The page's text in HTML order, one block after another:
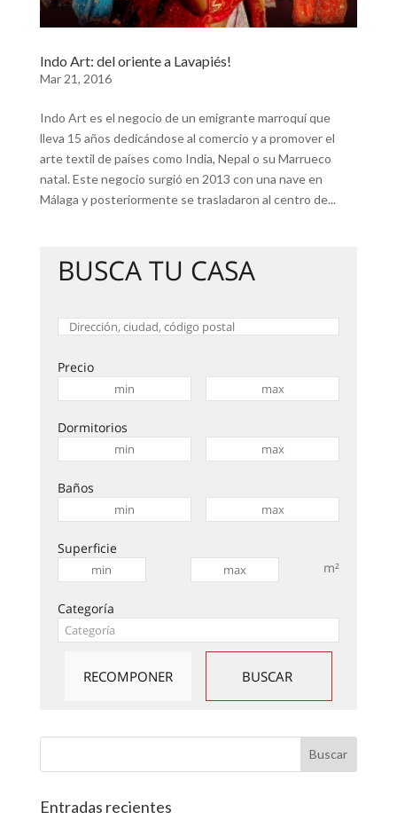
Indo Art: del oriente a Lavapiés!
Mar 21, 2016
Indo Art es el negocio de un emigrante marroquí que
lleva 15 años dedicándose al comercio y a promover el
arte textil de países como India, Nepal o su Marrueco
natal. Este negocio surgió en 2013 con una nave en
Málaga y posteriormente se trasladaron al centro de...
BUSCA TU CASA
Precio
Dormitorios
Baños
Superficie
m²
Categoría
Entradas recientes